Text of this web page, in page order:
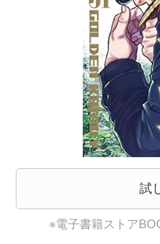
試
※電子書籍ストア